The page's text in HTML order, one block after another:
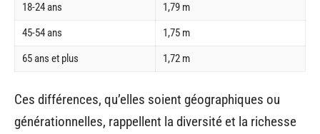
18-24 ans
1,79 m
45-54 ans
1,75 m
65 ans et plus
1,72 m
Ces différences, qu’elles soient géographiques ou
générationnelles, rappellent la diversité et la richesse